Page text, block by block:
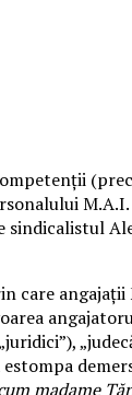
care
madame